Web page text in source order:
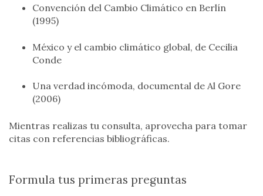
Convención del Cambio Climático en Berlín
(1995)
México y el cambio climático global, de Cecilia
Conde
Una verdad incómoda, documental de Al Gore
(2006)
Mientras realizas tu consulta, aprovecha para tomar
citas con referencias bibliográficas.
Formula tus primeras preguntas